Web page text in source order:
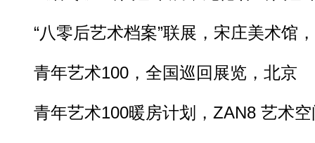
“八零后艺术档案”联展，宋庄美术馆
青年艺术100，全国巡回展览，北京
青年艺术100暖房计划，ZAN8 艺术空